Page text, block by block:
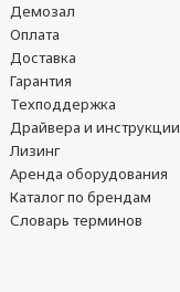
Демозал
Оплата
Доставка
Гарантия
Техподдержка
Драйвера и инструкции
Лизинг
Аренда оборудования
Каталог по брендам
Словарь терминов